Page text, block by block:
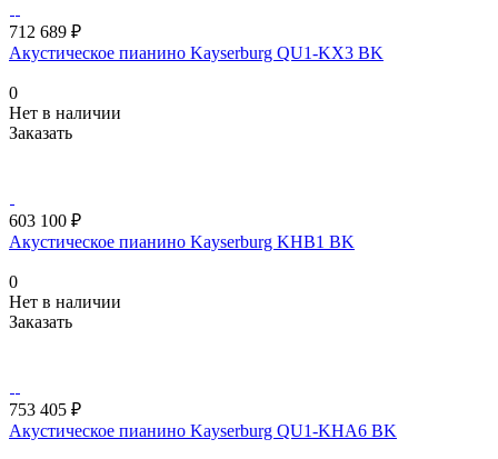
712 689 ₽
Акустическое пианино Kayserburg QU1-KX3 BK
0
Нет в наличии
Заказать
603 100 ₽
Акустическое пианино Kayserburg KHB1 BK
0
Нет в наличии
Заказать
753 405 ₽
Акустическое пианино Kayserburg QU1-KHA6 BK